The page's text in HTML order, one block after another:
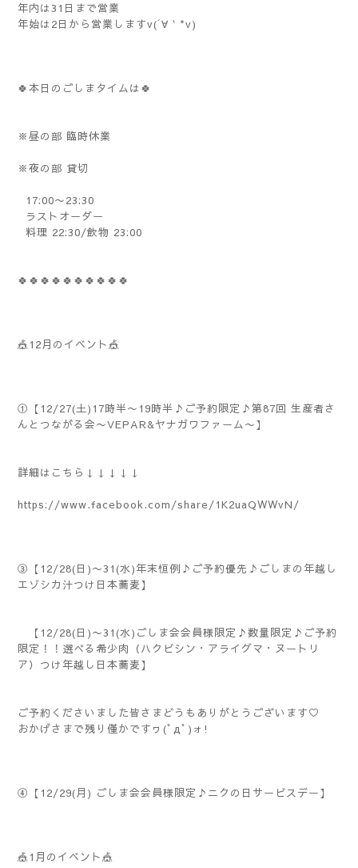
年内は31日まで営業
年始は2日から営業しますv(´∀｀*v)
🍀本日のごしまタイムは🍀
※昼の部 臨時休業
※夜の部 貸切
17:00〜23:30
ラストオーダー
料理 22:30/飲物 23:00
🍀🍀🍀🍀🍀🍀🍀🍀🍀🍀
🎪12月のイベント🎪
①【12/27(土)17時半〜19時半♪ご予約限定♪第87回 生産者さ
んとつながる会〜VEPAR&ヤナガワファーム〜】
詳細はこちら↓↓↓↓↓
https://www.facebook.com/share/1K2uaQWWvN/
③【12/28(日)〜31(水)年末恒例♪ご予約優先♪ごしまの年越し
エゾシカ汁つけ日本蕎麦】
【12/28(日)〜31(水)ごしま会会員様限定♪数量限定♪ご予約
限定！！選べる希少肉（ハクビシン・アライグマ・ヌートリ
ア）つけ年越し日本蕎麦】
ご予約くださいました皆さまどうもありがとうございます♡
おかげさまで残り僅かですヮ(ﾟдﾟ)ォ!
④【12/29(月) ごしま会会員様限定♪ニクの日サービスデー】
🎪1月のイベント🎪